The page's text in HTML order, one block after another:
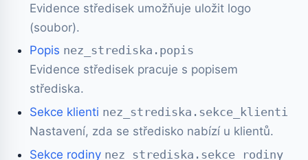
Evidence středisek umožňuje uložit logo
(soubor).
Popis nez_strediska.popis
Evidence středisek pracuje s popisem
střediska.
Sekce klienti nez_strediska.sekce_klienti
Nastavení, zda se středisko nabízí u klientů.
Sekce rodiny nez_strediska.sekce_rodiny